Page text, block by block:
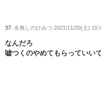
37: 名無しのひみつ 2021/11/20(土)
なんだろ
嘘つくのやめてもらっていい